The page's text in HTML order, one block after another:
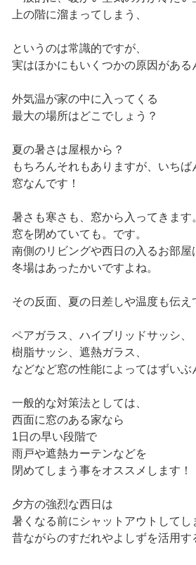
上の階に溜まってしまう、
というのは常識的ですが、
実はほかにもいくつかの原因がある
外気温が家の中に入ってくる
最大の場所はどこでしょう？
夏の暑さは屋根から？
もちろんそれもありますが、いちば
窓なんです！
暑さも寒さも、窓から入ってきます
窓を閉めていても。です。
南側のリビングや西日の入るお部屋
冬場はあったかいですよね。
その反面、夏の日差しや温度も伝え
ペアガラス、ハイブリッドサッシ、
樹脂サッシ、遮熱ガラス、
などなど窓の性能によってはずいぶ
一般的な対策法としては、
西面に窓のある家なら
1日の早い段階で
雨戸や遮熱カーテンなどを
閉めてしまう事をオススメします！
夕方の強烈な西日は
暑くなる前にシャットアウトしてし
昔ながらのすだれやよしずを活用す